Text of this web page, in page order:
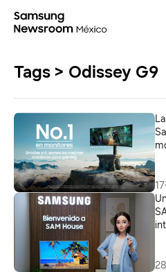
Tags > Odissey G9